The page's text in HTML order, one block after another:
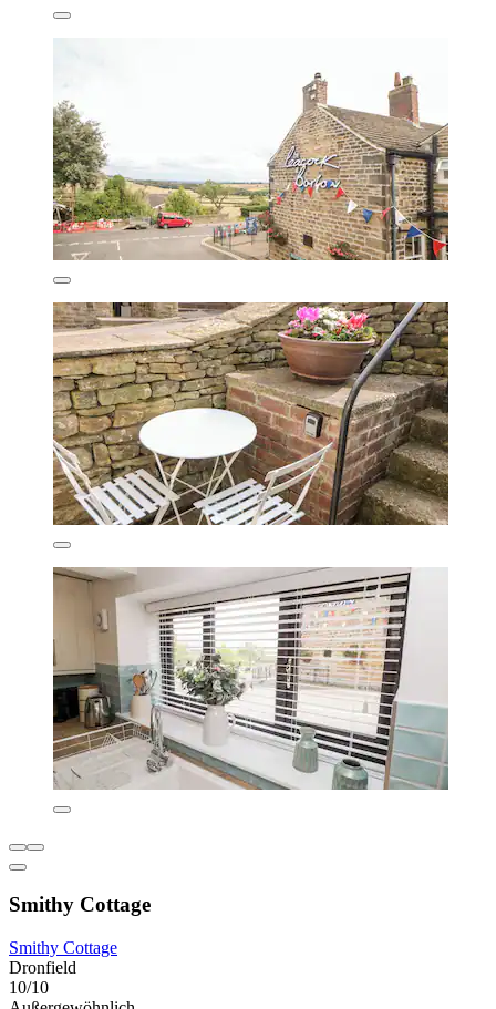
Smithy Cottage
Smithy Cottage
Dronfield
10/10